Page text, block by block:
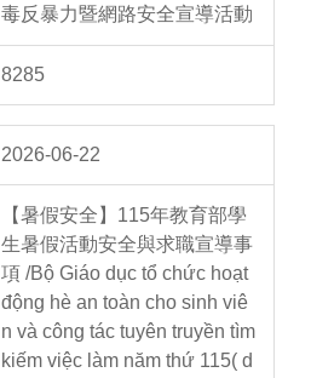
毒反暴力暨網路安全宣導活動
8285
2026-06-22
【暑假安全】115年教育部學
生暑假活動安全與求職宣導事
項 /Bộ Giáo dục tổ chức hoạt
động hè an toàn cho sinh viê
n và công tác tuyên truyền tìm
kiếm việc làm năm thứ 115( d